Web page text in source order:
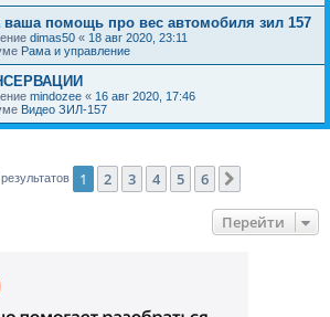
помощь про вес автомобиля зил 157
dimas50 « 18 авг 2020, 23:11
Рама и управление
mindozee « 16 авг 2020, 17:46
Видео ЗИЛ-157
1 2 3 4 5 6
Перейти